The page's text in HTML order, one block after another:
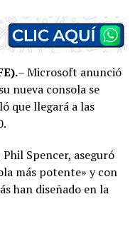
– Microsoft anunció
nueva consola se
que llegará a las
Spencer, aseguró
más potente» y con
han diseñado en la